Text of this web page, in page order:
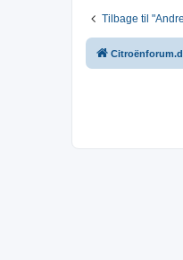
Tilbage til